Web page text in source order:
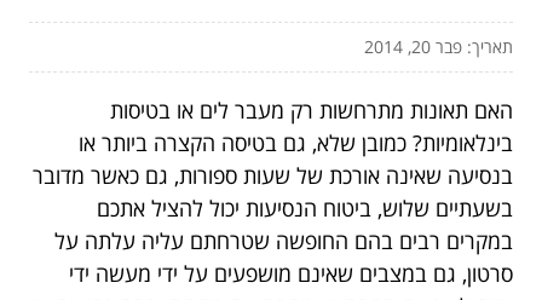
תאריך: פבר 20, 2014
האם תאונות מתרחשות רק מעבר לים או בטיסות
בינלאומיות? כמובן שלא, גם בטיסה הקצרה ביותר או
בנסיעה שאינה אורכת של שעות ספורות, גם כאשר מדובר
בשעתיים שלוש, ביטוח הנסיעות יכול להציל אתכם
במקרים רבים בהם החופשה שטרחתם עליה עלתה על
סרטון, גם במצבים שאינם מושפעים על ידי מעשה ידי